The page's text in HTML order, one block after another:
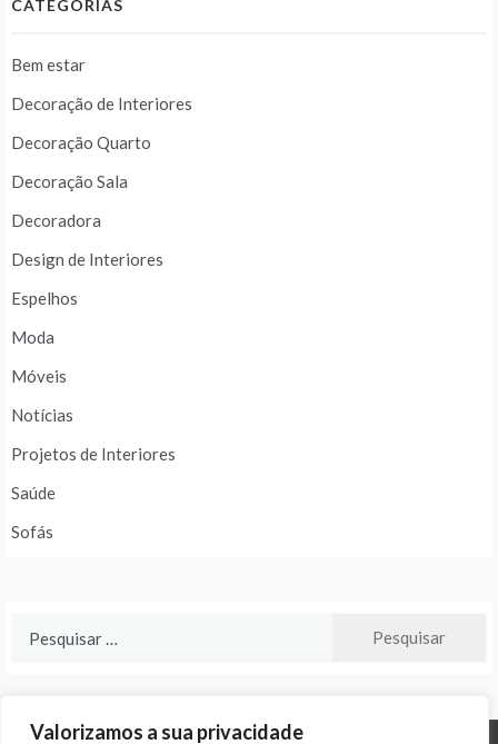
Valorizamos a sua privacidade
CATEGORIAS
Bem estar
Decoração de Interiores
Decoração Quarto
Decoração Sala
Decoradora
Design de Interiores
Espelhos
Moda
Móveis
Notícias
Projetos de Interiores
Saúde
Sofás